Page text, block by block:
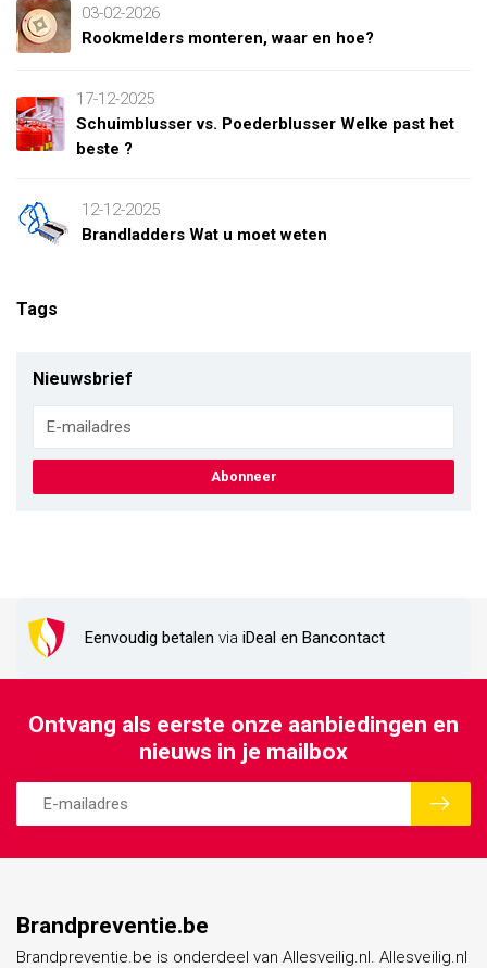
03-02-2026
Rookmelders monteren, waar en hoe?
17-12-2025
Schuimblusser vs. Poederblusser Welke past het
beste ?
12-12-2025
Brandladders Wat u moet weten
Tags
Nieuwsbrief
Abonneer
Eenvoudig betalen via iDeal en Bancontact
Ontvang als eerste onze aanbiedingen en
nieuws in je mailbox
Brandpreventie.be
Brandpreventie.be is onderdeel van Allesveilig.nl. Allesveilig.nl